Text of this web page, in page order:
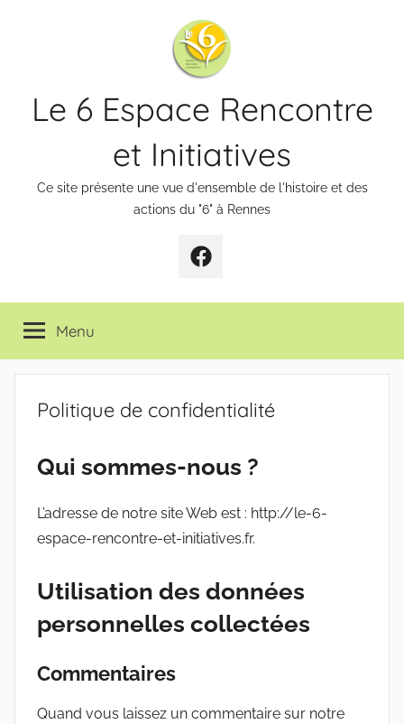
Le 6 Espace Rencontre
et Initiatives
Ce site présente une vue d'ensemble de l'histoire et des
actions du "6" à Rennes
Page
Menu
Politique de confidentialité
Qui sommes-nous ?
L’adresse de notre site Web est : http://le-6-
espace-rencontre-et-initiatives.fr.
Utilisation des données
personnelles collectées
Commentaires
Quand vous laissez un commentaire sur notre